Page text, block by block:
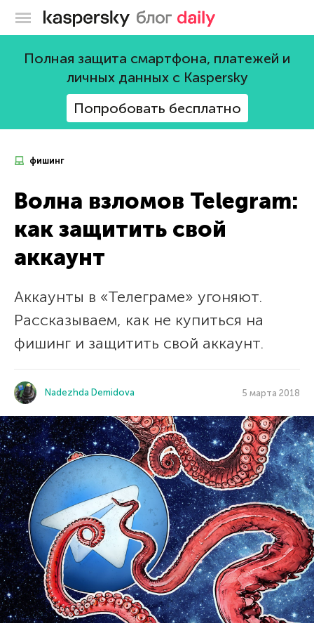
Блог Касперского
Полная защита смартфона, платежей и
личных данных с Kaspersky
Попробовать бесплатно
фишинг
Волна взломов Telegram:
как защитить свой
аккаунт
Аккаунты в «Телеграме» угоняют.
Рассказываем, как не купиться на
фишинг и защитить свой аккаунт.
Nadezhda Demidova 5 марта 2018